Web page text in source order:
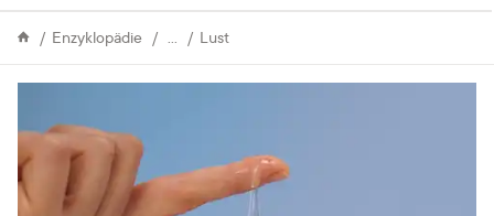
Enzyklopädie Sex LustDie